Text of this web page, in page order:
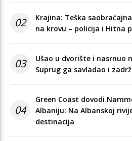
02
Krajina: Teška
na krovu – policija i Hitna
03
Ušao u dvorište i nasrnuo
Suprug ga savladao i
04
Green Coast dovodi
Albaniju: Na Albanskoj
destinacija